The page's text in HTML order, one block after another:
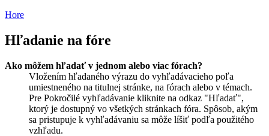
Hore
Hľadanie na fóre
Ako môžem hľadať v jednom alebo viac fórach?
Vložením hľadaného výrazu do vyhľadávacieho poľa
umiestneného na titulnej stránke, na fórach alebo v témach.
Pre Pokročilé vyhľadávanie kliknite na odkaz "Hľadať",
ktorý je dostupný vo všetkých stránkach fóra. Spôsob, akým
sa pristupuje k vyhľadávaniu sa môže líšiť podľa použitého
vzhľadu.